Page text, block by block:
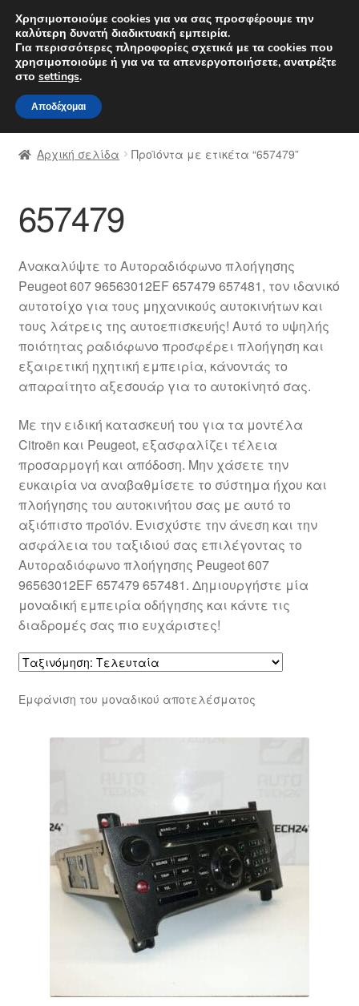
ΑΠΟΣΤΟΛΗ από 7 EUR
Δευτέρα-Παρ. 9 π.μ. - 4 μ.μ.
Απευθείας
μετάβαση
στην
πλοήγηση
Μετάβαση
σε
περιεχόμενο
Αρχική
Διαδικασία Παραπόνων
Επικοινωνία
Μεταφορά
Ο λογαριασμός μου
Ολοκλήρωση αγοράς
Οροι και Προϋποθέσεις
Παγκόσμια αποστολή
Παράπονα
πληρωμές
Πολιτική Απορρήτου
Σχετικά με εμάς
Αρχική σελίδα Προϊόντα με ετικέτα “657479”
657479
Ανακαλύψτε το Αυτοραδιόφωνο πλοήγησης
Peugeot 607 96563012EF 657479 657481, τον ιδανικό
αυτοτοίχο για τους μηχανικούς αυτοκινήτων και
τους λάτρεις της αυτοεπισκευής! Αυτό το υψηλής
ποιότητας ραδιόφωνο προσφέρει πλοήγηση και
εξαιρετική ηχητική εμπειρία, κάνοντάς το
απαραίτητο αξεσουάρ για το αυτοκίνητό σας.
Με την ειδική κατασκευή του για τα μοντέλα
Citroën και Peugeot, εξασφαλίζει τέλεια
προσαρμογή και απόδοση. Μην χάσετε την
ευκαιρία να αναβαθμίσετε το σύστημα ήχου και
πλοήγησης του αυτοκινήτου σας με αυτό το
αξιόπιστο προϊόν. Ενισχύστε την άνεση και την
ασφάλεια του ταξιδιού σας επιλέγοντας το
Αυτοραδιόφωνο πλοήγησης Peugeot 607
96563012EF 657479 657481. Δημιουργήστε μία
μοναδική εμπειρία οδήγησης και κάντε τις
διαδρομές σας πιο ευχάριστες!
Εμφάνιση του μοναδικού αποτελέσματος
Χρησιμοποιούμε cookies για να σας προσφέρουμε την
καλύτερη δυνατή διαδικτυακή εμπειρία.
Για περισσότερες πληροφορίες σχετικά με τα cookies που
χρησιμοποιούμε ή για να τα απενεργοποιήσετε, ανατρέξτε
στο settings.
Αποδέχομαι